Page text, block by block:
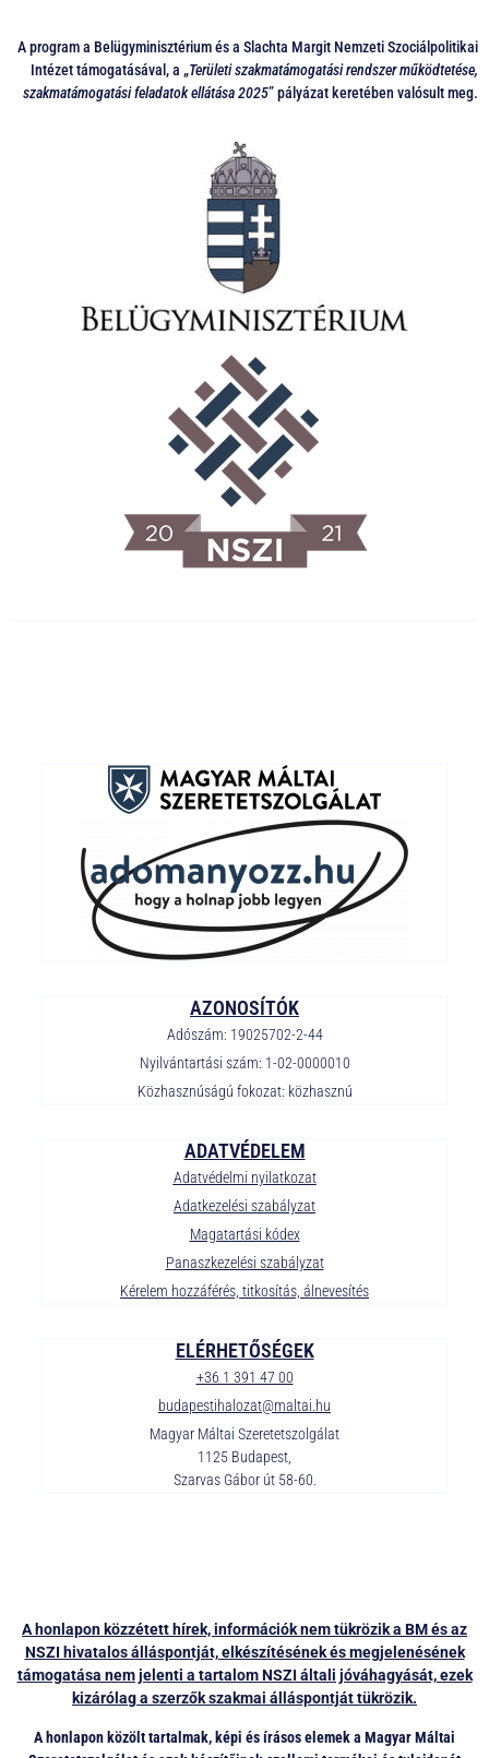
A program a Belügyminisztérium és a Slachta Margit Nemzeti Szociálpolitikai
Intézet támogatásával, a „Területi szakmatámogatási rendszer működtetése,
szakmatámogatási feladatok ellátása 2025” pályázat keretében valósult meg.
ELÉRHETŐSÉGEK
+36 1 391 47 00
budapestihalozat@maltai.hu
Magyar Máltai Szeretetszolgálat
1125 Budapest,
Szarvas Gábor út 58-60.
ADATVÉDELEM
Adatvédelmi nyilatkozat
Adatkezelési szabályzat
Magatartási kódex
Panaszkezelési szabályzat
Kérelem hozzáférés, titkosítás, álnevesítés
AZONOSÍTÓK
Adószám: 19025702-2-44
Nyilvántartási szám: 1-02-0000010
Közhasznúságú fokozat: közhasznú
A honlapon közzétett hírek, információk nem tükrözik a BM és az
NSZI hivatalos álláspontját, elkészítésének és megjelenésének
támogatása nem jelenti a tartalom NSZI általi jóváhagyását, ezek
kizárólag a szerzők szakmai álláspontját tükrözik.
A honlapon közölt tartalmak, képi és írásos elemek a Magyar Máltai